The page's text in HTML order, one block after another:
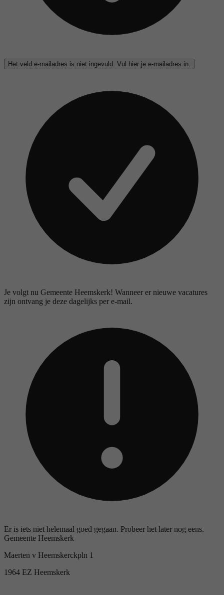
Het veld e-mailadres is niet ingevuld. Vul hier je e-mailadres in.
Je volgt nu Gemeente Heemskerk! Wanneer er nieuwe vacatures
zijn ontvang je deze dagelijks per e-mail.
Er is iets niet helemaal goed gegaan. Probeer het later nog eens.
Gemeente Heemskerk
Maerten v Heemskerckpln 1
1964 EZ Heemskerk